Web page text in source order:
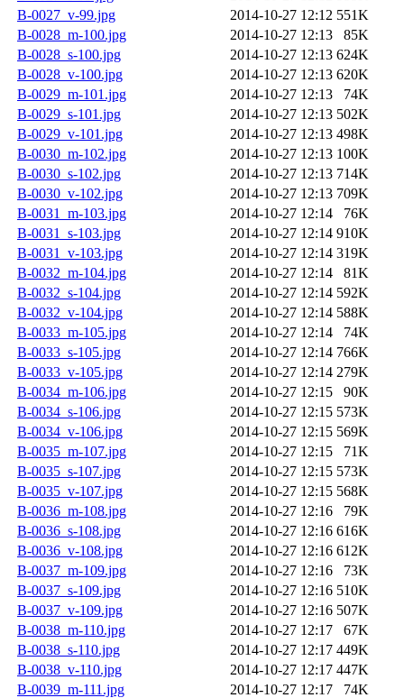
B-0027_v-99.jpg
2014-10-27 12:12 551K
B-0028_m-100.jpg
2014-10-27 12:13
85K
B-0028_s-100.jpg
2014-10-27 12:13 624K
B-0028_v-100.jpg
2014-10-27 12:13 620K
B-0029_m-101.jpg
2014-10-27 12:13
74K
B-0029_s-101.jpg
2014-10-27 12:13 502K
B-0029_v-101.jpg
2014-10-27 12:13 498K
B-0030_m-102.jpg
2014-10-27 12:13 100K
B-0030_s-102.jpg
2014-10-27 12:13 714K
B-0030_v-102.jpg
2014-10-27 12:13 709K
B-0031_m-103.jpg
2014-10-27 12:14
76K
B-0031_s-103.jpg
2014-10-27 12:14 910K
B-0031_v-103.jpg
2014-10-27 12:14 319K
B-0032_m-104.jpg
2014-10-27 12:14
81K
B-0032_s-104.jpg
2014-10-27 12:14 592K
B-0032_v-104.jpg
2014-10-27 12:14 588K
B-0033_m-105.jpg
2014-10-27 12:14
74K
B-0033_s-105.jpg
2014-10-27 12:14 766K
B-0033_v-105.jpg
2014-10-27 12:14 279K
B-0034_m-106.jpg
2014-10-27 12:15
90K
B-0034_s-106.jpg
2014-10-27 12:15 573K
B-0034_v-106.jpg
2014-10-27 12:15 569K
B-0035_m-107.jpg
2014-10-27 12:15
71K
B-0035_s-107.jpg
2014-10-27 12:15 573K
B-0035_v-107.jpg
2014-10-27 12:15 568K
B-0036_m-108.jpg
2014-10-27 12:16
79K
B-0036_s-108.jpg
2014-10-27 12:16 616K
B-0036_v-108.jpg
2014-10-27 12:16 612K
B-0037_m-109.jpg
2014-10-27 12:16
73K
B-0037_s-109.jpg
2014-10-27 12:16 510K
B-0037_v-109.jpg
2014-10-27 12:16 507K
B-0038_m-110.jpg
2014-10-27 12:17
67K
B-0038_s-110.jpg
2014-10-27 12:17 449K
B-0038_v-110.jpg
2014-10-27 12:17 447K
B-0039_m-111.jpg
2014-10-27 12:17
74K